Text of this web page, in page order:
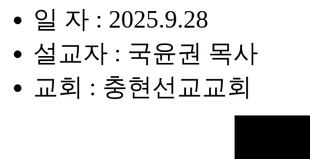
일 자 : 2025.9.28
설교자 : 국윤권 목사
교회 : 충현선교교회